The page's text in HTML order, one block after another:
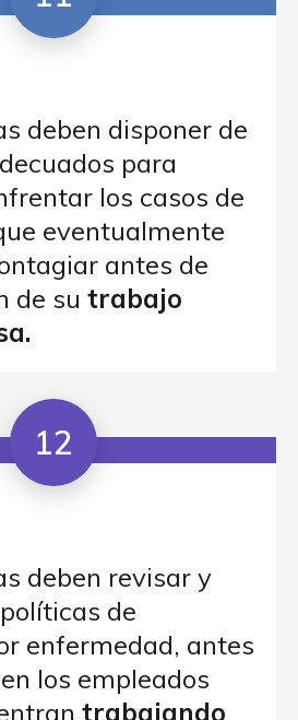
deben disponer de
para
los casos de
eventualmente
antes de
de su trabajo
12
deben revisar y
de
enfermedad, antes
los empleados
trabajando